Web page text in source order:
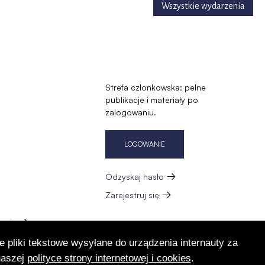
tekstowe wysyłane do urządzenia internauty za
polityce strony internetowej i cookies.
Wszystkie wydarzenia
Strefa członkowska: pełne
publikacje i materiały po
zalogowaniu.
LOGOWANIE
Odzyskaj hasło
Zarejestruj się